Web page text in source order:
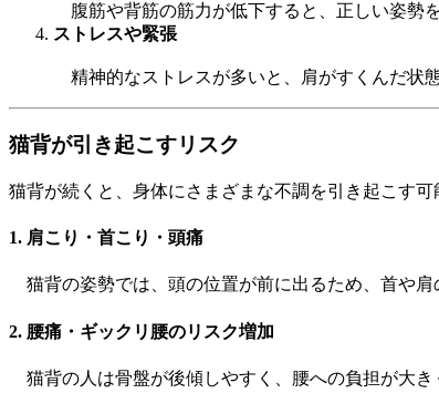
腹筋や背筋の筋力が低下すると、正しい姿勢
ストレスや緊張
精神的なストレスが多いと、肩がすくんだ状
猫背が引き起こすリスク
猫背が続くと、身体にさまざまな不調を引き起こす可
1. 肩こり・首こり・頭痛
猫背の姿勢では、頭の位置が前に出るため、首や肩
2. 腰痛・ギックリ腰のリスク増加
猫背の人は骨盤が後傾しやすく、腰への負担が大き